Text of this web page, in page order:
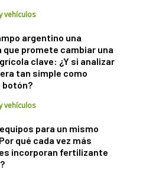
vehículos
argentino una
que promete cambiar una
clave: ¿Y si analizar
tan simple como
botón?
vehículos
para un mismo
qué cada vez más
incorporan fertilizante